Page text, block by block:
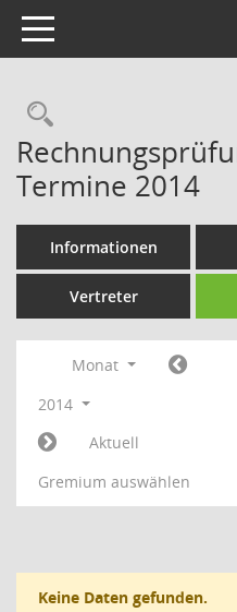
Toggle navigation
Termine 2014
Informationen
Vertreter
Monat
2014
Aktuell
Gremium auswählen
Keine Daten gefunden.